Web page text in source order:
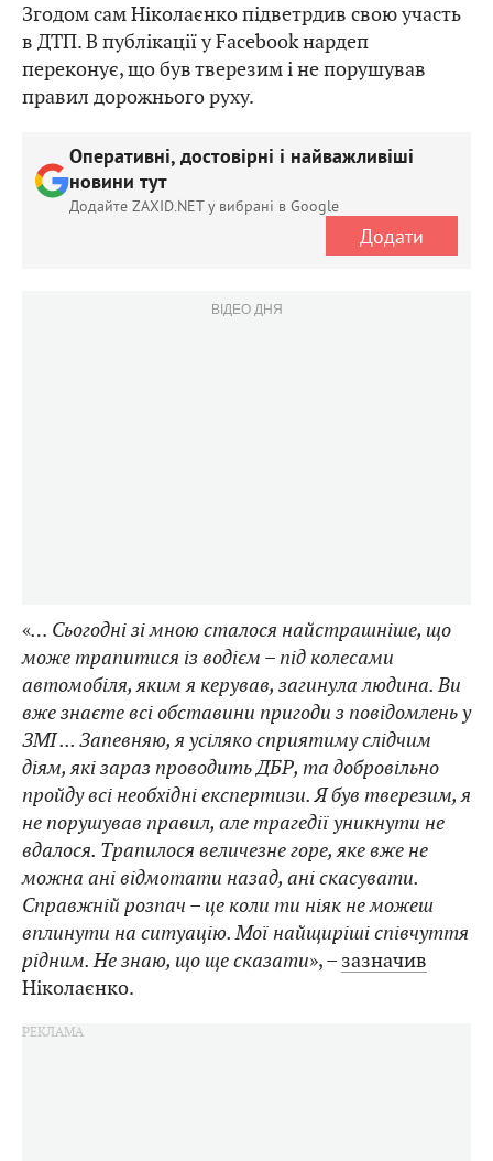
Згодом сам Ніколаєнко підветрдив свою участь
в ДТП. В публікації у Facebook нардеп
переконує, що був тверезим і не порушував
правил дорожнього руху.
Оперативні, достовірні і найважливіші
новини тут
Додайте ZAXID.NET у вибрані в Google
Додати
ВІДЕО ДНЯ
«… Сьогодні зі мною сталося найстрашніше, що
може трапитися із водієм – під колесами
автомобіля, яким я керував, загинула людина. Ви
вже знаєте всі обставини пригоди з повідомлень у
ЗМІ ... Запевняю, я усіляко сприятиму слідчим
діям, які зараз проводить ДБР, та добровільно
пройду всі необхідні експертизи. Я був тверезим, я
не порушував правил, але трагедії уникнути не
вдалося. Трапилося величезне горе, яке вже не
можна ані відмотати назад, ані скасувати.
Справжній розпач – це коли ти ніяк не можеш
вплинути на ситуацію. Мої найщиріші співчуття
рідним. Не знаю, що ще сказати», – зазначив
Ніколаєнко.